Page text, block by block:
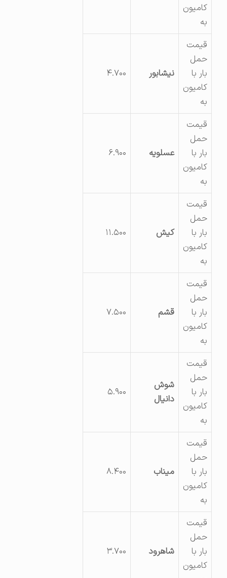
کامیون
قیمت
حمل
کامیون
نیشابور ۴.۷۰۰
قیمت
حمل
کامیون
عسلویه ۶.۹۰۰
قیمت
حمل
کامیون
کیش ۱۱.۵۰۰
قیمت
حمل
کامیون
قشم ۷.۵۰۰
قیمت
حمل
کامیون
شوش
دانیال
۵.۹۰۰
قیمت
حمل
کامیون
میناب ۸.۴۰۰
قیمت
حمل
کامیون
شاهرود ۳.۷۰۰